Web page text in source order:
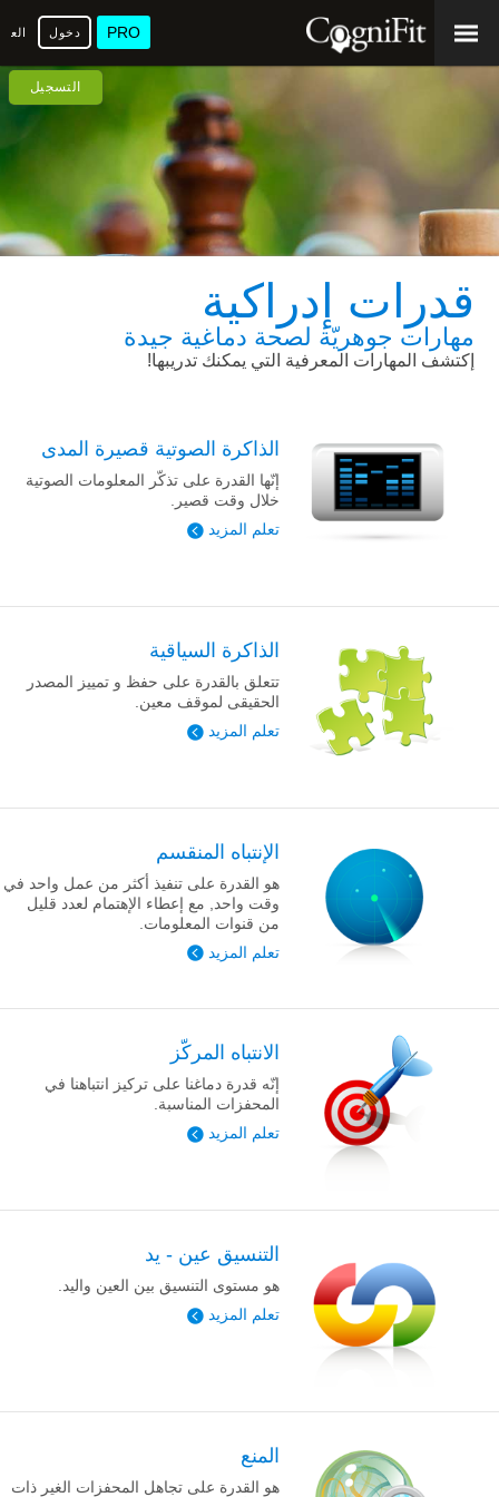
PRO دخول
التسجيل
قدرات إدراكية
مهارات جوهريّة لصحة دماغية جيدة
إكتشف المهارات المعرفية التي يمكنك تدريبها!
الذاكرة الصوتية قصيرة المدى
إنّها القدرة على تذكّر المعلومات الصوتية
خلال وقت قصير.
تعلم المزيد
الذاكرة السياقية
تتعلق بالقدرة على حفظ و تمييز المصدر
الحقيقى لموقف معين.
تعلم المزيد
الإنتباه المنقسم
هو القدرة على تنفيذ أكثر من عمل واحد في
وقت واحد, مع إعطاء الإهتمام لعدد قليل
من قنوات المعلومات.
تعلم المزيد
الانتباه المركّز
إنّه قدرة دماغنا على تركيز انتباهنا في
المحفزات المناسبة.
تعلم المزيد
التنسيق عين - يد
هو مستوى التنسيق بين العين واليد.
تعلم المزيد
المنع
هو القدرة على تجاهل المحفزات الغير ذات